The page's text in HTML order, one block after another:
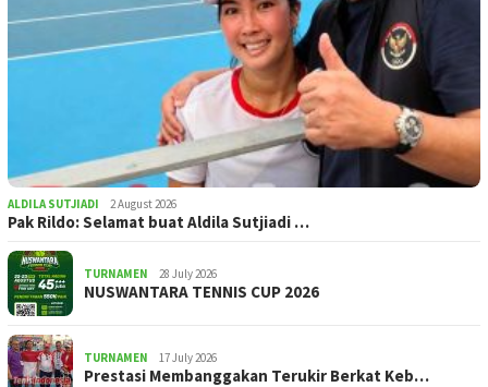
ALDILA SUTJIADI 2 August 2026
Pak Rildo: Selamat buat Aldila Sutjiadi …
TURNAMEN 28 July 2026
NUSWANTARA TENNIS CUP 2026
TURNAMEN 17 July 2026
Prestasi Membanggakan Terukir Berkat Keb…